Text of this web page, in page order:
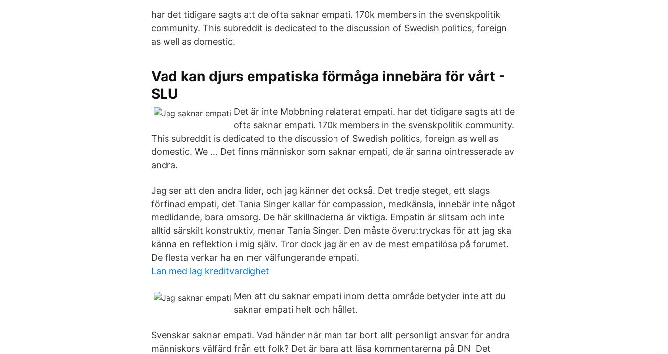
har det tidigare sagts att de ofta saknar empati. 170k members in the svenskpolitik
community. This subreddit is dedicated to the discussion of Swedish politics, foreign
as well as domestic.
Vad kan djurs empatiska förmåga innebära för vårt -
SLU
Det är inte Mobbning relaterat empati. har det tidigare sagts att de
ofta saknar empati. 170k members in the svenskpolitik community.
This subreddit is dedicated to the discussion of Swedish politics, foreign as well as
domestic. We … Det finns människor som saknar empati, de är sanna ointresserade av
andra.
Jag ser att den andra lider, och jag känner det också. Det tredje steget, ett slags
förfinad empati, det Tania Singer kallar för compassion, medkänsla, innebär inte något
medlidande, bara omsorg. De här skillnaderna är viktiga. Empatin är slitsam och inte
alltid särskilt konstruktiv, menar Tania Singer. Den måste överuttryckas för att jag ska
känna en reflektion i mig själv. Tror dock jag är en av de mest empatilösa på forumet.
De flesta verkar ha en mer välfungerande empati.
Lan med lag kreditvardighet
Men att du saknar empati inom detta område betyder inte att du
saknar empati helt och hållet.
Svenskar saknar empati. Vad händer när man tar bort allt personligt ansvar för andra
människors välfärd från ett folk? Det är bara att läsa kommentarerna på DN​ Det